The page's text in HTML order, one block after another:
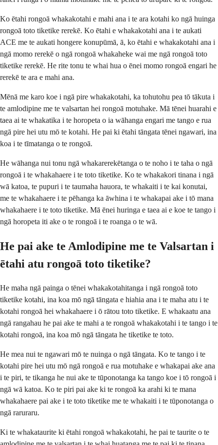
Ko ētahi rongoā whakakotahi e mahi ana i te ara kotahi ko ngā huinga
rongoā toto tiketike rerekē. Ko ētahi e whakakotahi ana i te aukati
ACE me te aukati hongere konupūmā, ā, ko ētahi e whakakotahi ana i
ngā momo rerekē o ngā rongoā whakaheke wai me ngā rongoā toto
tiketike rerekē. He rite tonu te whai hua o ēnei momo rongoā engari he
rerekē te ara e mahi ana.
Mēnā me karo koe i ngā pire whakakotahi, ka tohutohu pea tō tākuta i
te amlodipine me te valsartan hei rongoā motuhake. Mā tēnei huarahi e
taea ai te whakatika i te horopeta o ia wāhanga engari me tango e rua
ngā pire hei utu mō te kotahi. He pai ki ētahi tāngata tēnei ngawari, ina
koa i te tīmatanga o te rongoā.
He wāhanga nui tonu ngā whakarerekētanga o te noho i te taha o ngā
rongoā i te whakahaere i te toto tiketike. Ko te whakakori tinana i ngā
wā katoa, te pupuri i te taumaha hauora, te whakaiti i te kai konutai,
me te whakahaere i te pēhanga ka āwhina i te whakapai ake i tō mana
whakahaere i te toto tiketike. Mā ēnei huringa e taea ai e koe te tango i
ngā horopeta iti ake o te rongoā i te roanga o te wā.
He pai ake te Amlodipine me te Valsartan i
ētahi atu rongoā toto tiketike?
He maha ngā painga o tēnei whakakotahitanga i ngā rongoā toto
tiketike kotahi, ina koa mō ngā tāngata e hiahia ana i te maha atu i te
kotahi rongoā hei whakahaere i ō rātou toto tiketike. E whakaatu ana
ngā rangahau he pai ake te mahi a te rongoā whakakotahi i te tango i te
kotahi rongoā, ina koa mō ngā tāngata he tiketike te toto.
He mea nui te ngawari mō te nuinga o ngā tāngata. Ko te tango i te
kotahi pire hei utu mō ngā rongoā e rua motuhake e whakapai ake ana
i te piri, te tikanga he nui ake te tūponotanga ka tango koe i tō rongoā i
ngā wā katoa. Ko te piri pai ake ki te rongoā ka arahi ki te mana
whakahaere pai ake i te toto tiketike me te whakaiti i te tūponotanga o
ngā raruraru.
Ki te whakataurite ki ētahi rongoā whakakotahi, he pai te taurite o te